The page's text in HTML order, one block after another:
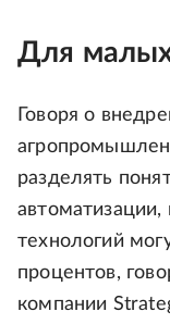
Для
Говоря о
разделять
технологий
процентов,
компании